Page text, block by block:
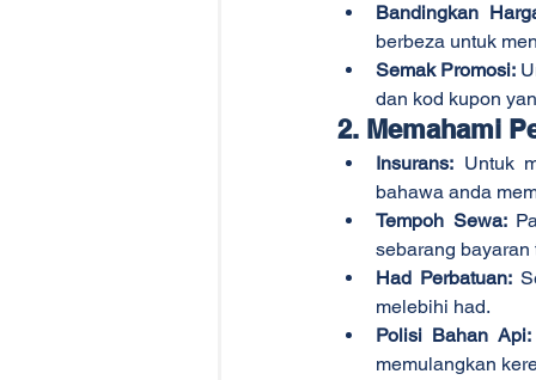
Bandingkan
berbeza untuk
Semak Promosi:
dan kod kupon
2. Memahami
Insurans: Untuk
bahawa anda
Tempoh Sewa:
sebarang bayaran
Had Perbatuan:
melebihi had.
Polisi Bahan Api:
memulangkan